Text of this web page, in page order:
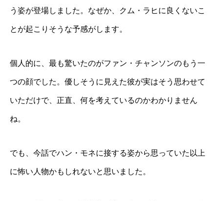
う姿が登場しました。なぜか、クム・ラヒに良くないこ
とが起こりそうな予感がします。
個人的に、最も驚いたのがファン・チャンソンのもう一
つの顔でした。優しそうに見えた彼が実はそう思わせて
いただけで、正直、何を考えているのかわかりません
ね。
でも、今話でハン・モネに接する姿から思っていた以上
に怖い人物かもしれないと思いました。